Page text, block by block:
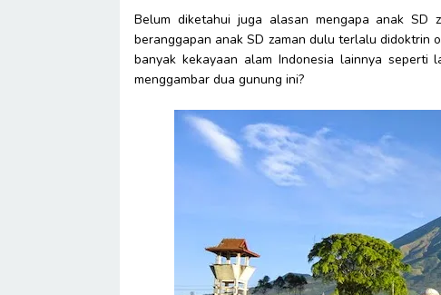
Belum diketahui juga alasan mengapa anak SD
beranggapan anak SD zaman dulu terlalu didoktrin
banyak kekayaan alam Indonesia lainnya
menggambar dua gunung ini?